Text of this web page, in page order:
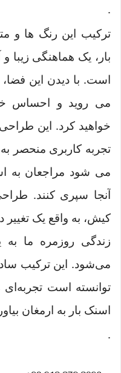
.
ترکیب این رنگ ها و
بار، یک هماهنگی زیبا
است. با دیدن این
می‌ روید و احساس
خواهید کرد. این
تجربه کاربری منحصر
می شود مراجعان به
آنجا سپری کنند.
کیش، به واقع یک تغییر
زندگی روزمره ما
می‌شود. این ترکیب
توانسته است
اسنک بار به ارمغان
.